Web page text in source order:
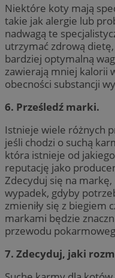
Niektóre koty mają
takie jak alergie lub
nadwagą te
utrzymać zdrową
bardziej optymalną
zawierają mniej kalorii
obecności substancji
6. Prześledź marki.
Istnieje wiele różnych
jeśli chodzi o suchą
która istnieje od
reputację jako
Zdecyduj się na
wypadek, gdyby
zmieniły się z biegiem
markami będzie
przewodu
7. Zdecyduj, jaki